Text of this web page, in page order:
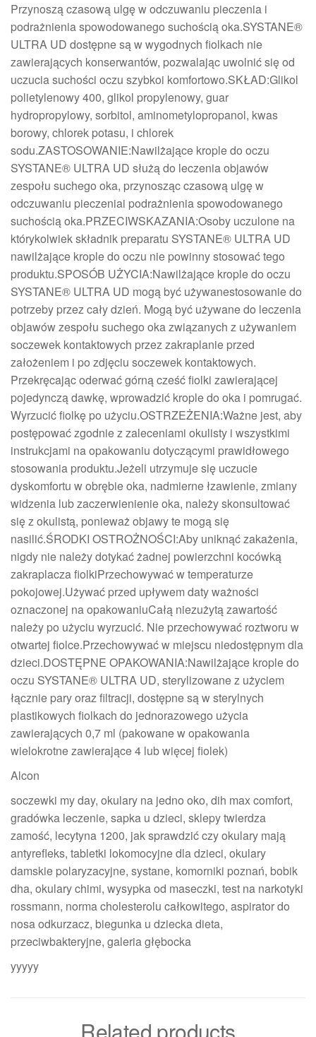
Przynoszą czasową ulgę w odczuwaniu pieczenia i
podrażnienia spowodowanego suchością oka.SYSTANE®
ULTRA UD dostępne są w wygodnych fiolkach nie
zawierających konserwantów, pozwalając uwolnić się od
uczucia suchości oczu szybkoi komfortowo.SKŁAD:Glikol
polietylenowy 400, glikol propylenowy, guar
hydropropylowy, sorbitol, aminometylopropanol, kwas
borowy, chlorek potasu, i chlorek
sodu.ZASTOSOWANIE:Nawilżające krople do oczu
SYSTANE® ULTRA UD służą do leczenia objawów
zespołu suchego oka, przynosząc czasową ulgę w
odczuwaniu pieczeniai podrażnienia spowodowanego
suchością oka.PRZECIWSKAZANIA:Osoby uczulone na
którykolwiek składnik preparatu SYSTANE® ULTRA UD
nawilżające krople do oczu nie powinny stosować tego
produktu.SPOSÓB UŻYCIA:Nawilżające krople do oczu
SYSTANE® ULTRA UD mogą być używanestosowanie do
potrzeby przez cały dzień. Mogą być używane do leczenia
objawów zespołu suchego oka związanych z używaniem
soczewek kontaktowych przez zakraplanie przed
założeniem i po zdjęciu soczewek kontaktowych.
Przekręcając oderwać górną cześć fiolki zawierającej
pojedynczą dawkę, wprowadzić krople do oka i pomrugać.
Wyrzucić fiolkę po użyciu.OSTRZEŻENIA:Ważne jest, aby
postępować zgodnie z zaleceniami okulisty i wszystkimi
instrukcjami na opakowaniu dotyczącymi prawidłowego
stosowania produktu.Jeżeli utrzymuje się uczucie
dyskomfortu w obrębie oka, nadmierne łzawienie, zmiany
widzenia lub zaczerwienienie oka, należy skonsultować
się z okulistą, ponieważ objawy te mogą się
nasilić.ŚRODKI OSTROŻNOŚCI:Aby uniknąć zakażenia,
nigdy nie należy dotykać żadnej powierzchni kocówką
zakraplacza fiolkiPrzechowywać w temperaturze
pokojowej.Używać przed upływem daty ważności
oznaczonej na opakowaniuCałą niezużytą zawartość
należy po użyciu wyrzucić. Nie przechowywać roztworu w
otwartej fiolce.Przechowywać w miejscu niedostępnym dla
dzieci.DOSTĘPNE OPAKOWANIA:Nawilżające krople do
oczu SYSTANE® ULTRA UD, sterylizowane z użyciem
łącznie pary oraz filtracji, dostępne są w sterylnych
plastikowych fiolkach do jednorazowego użycia
zawierających 0,7 ml (pakowane w opakowania
wielokrotne zawierające 4 lub więcej fiolek)
Alcon
soczewki my day, okulary na jedno oko, dih max comfort,
gradówka leczenie, sapka u dzieci, sklepy twierdza
zamość, lecytyna 1200, jak sprawdzić czy okulary mają
antyrefleks, tabletki lokomocyjne dla dzieci, okulary
damskie polaryzacyjne, systane, komorniki poznań, bobik
dha, okulary chimi, wysypka od maseczki, test na narkotyki
rossmann, norma cholesterolu całkowitego, aspirator do
nosa odkurzacz, biegunka u dziecka dieta,
przeciwbakteryjne, galeria głębocka
yyyyy